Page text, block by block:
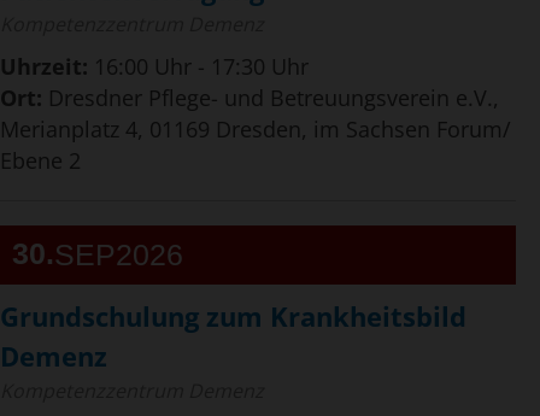
Uhrzeit: 16:00 Uhr - 17:30 Uhr
Ort: Dresdner Pflege- und Betreuungsverein e.V.,
Merianplatz 4, 01169 Dresden, im Sachsen Forum/
Ebene 2
30 SEP2026
Grundschulung zum Krankheitsbild
Demenz